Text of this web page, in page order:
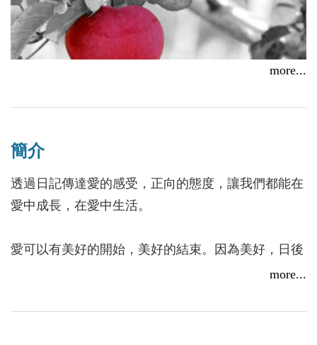
重溫暗戀的滋味：《愛你的97天》
more...
簡介
透過日記傳達愛的感受，正向的態度，讓我們都能在
愛中成長，在愛中生活。
愛可以有美好的開始，美好的結束。因為美好，日後
再見，所有美麗的回憶會讓自己和對方感到舒適愉
面的愛，只要是純真的，也能得到愛的洗禮，從而改
more...